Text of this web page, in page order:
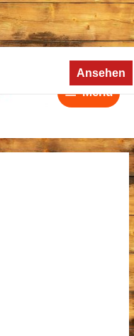
Menü
Menü
Ansehen